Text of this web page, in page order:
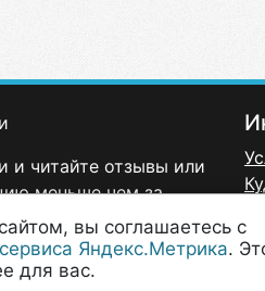
и читайте отзывы или
меньше чем за
вы соглашаетесь с
Яндекс.Метрика.
для вас.